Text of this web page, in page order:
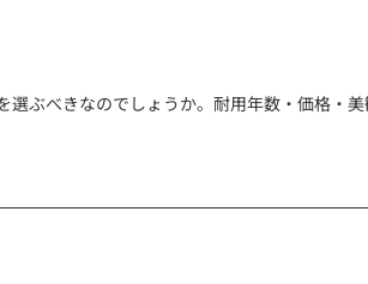
選ぶべきなのでしょうか。耐用年数・価格・